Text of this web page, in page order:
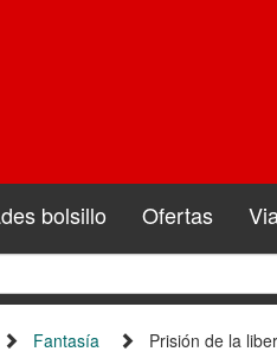
bolsillo Ofertas
Fantasía Prisión de la